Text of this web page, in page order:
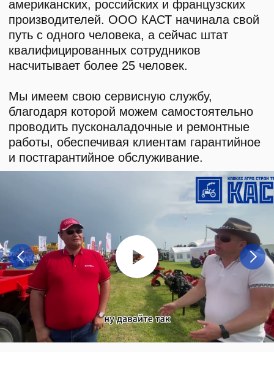
О КОМПАНИИ
Автомобильные перегрузчики
Агронавигаторы
Бортовые компьютеры
Бункеры-перегрузчики
Глубокорыхлители
Почвообрабатывающая техника
Прицепные опрыскиватели
Распылители
Система контроля высева
Смешиватели
Техника для хранения зерна
Культиваторы
Сеялки